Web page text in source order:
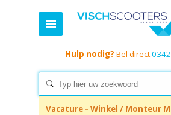
Hulp nodig? Bel direct0342
Vacature - Winkel / Monteur